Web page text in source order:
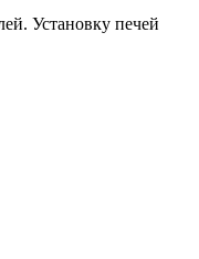
Установку печей